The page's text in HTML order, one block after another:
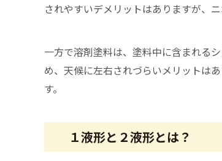
されやすいデメリットはありますが、
一方で溶剤塗料は、塗料中に含まれる
め、天候に左右されづらいメリットは
す。
１液形と２液形とは？